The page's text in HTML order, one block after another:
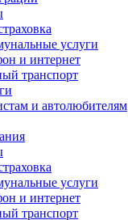
услуги
и интернет
транспорт
и автолюбителям
услуги
и интернет
транспорт